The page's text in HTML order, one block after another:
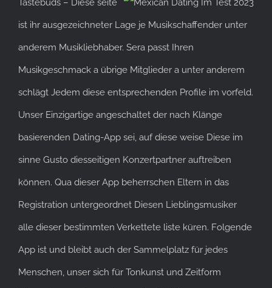
Tastebuds – Diese seite
ist ihr ausgezeichneter Lage je Musikschaffender unter
anderem Musikliebhaber. Sera passt Ihren
Musikgeschmack a übrige Mitglieder a unter anderem
schlägt Jedem diese entsprechenden Profile im vorfeld.
Unser Einzigartige angeschaltet der nach Klänge
basierenden Dating-App sei, auf diese weise Diese im
sinne Gusto diesseitigen Konzertpartner auftreiben
können. Qua dieser App beherrschen Eltern in das
Registration untergeordnet Diesen Lieblingsmusiker
alle dieser bestimmten Verkettete liste küren. Folgende
App ist und bleibt auch der Sammelplatz für jedes
Menschen, unser sich für Tonkunst und Zeitform